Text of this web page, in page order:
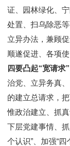
证、园林绿化、
处置、扫乌除恶
立异办法，兼顾
顺遂促进、各项使
四要凸起“宽请求”
治党、立异务真
的建立总请求，
惟政治建立、抓
下层党建事情、
个认识”、加强“四